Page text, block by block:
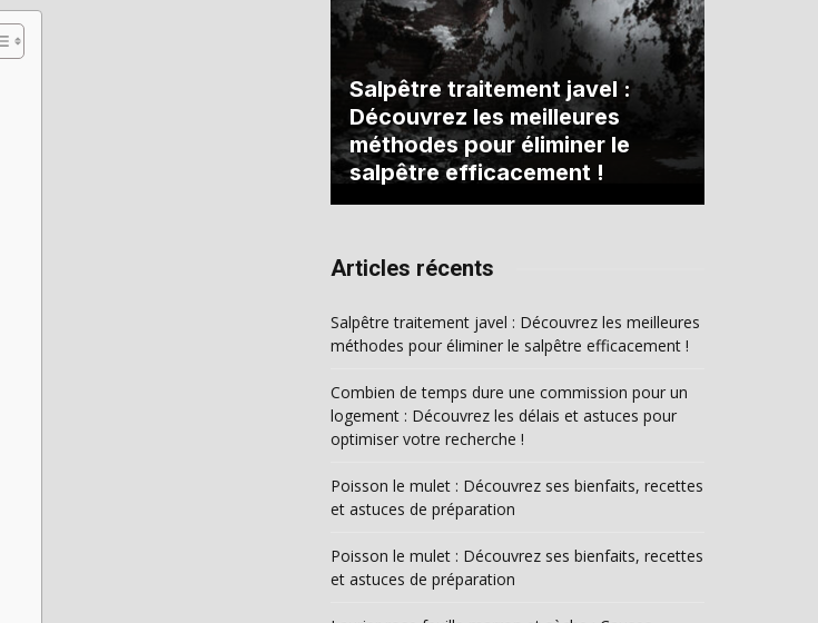
Salpêtre traitement javel :
Découvrez les meilleures
méthodes pour éliminer le
salpêtre efficacement !
Articles récents
Salpêtre traitement javel : Découvrez les meilleures
méthodes pour éliminer le salpêtre efficacement !
Combien de temps dure une commission pour un
logement : Découvrez les délais et astuces pour
optimiser votre recherche !
Poisson le mulet : Découvrez ses bienfaits, recettes
et astuces de préparation
Poisson le mulet : Découvrez ses bienfaits, recettes
et astuces de préparation